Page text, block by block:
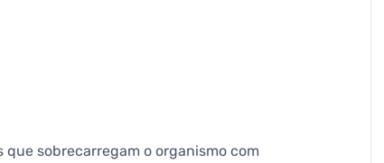
que sobrecarregam o organismo com